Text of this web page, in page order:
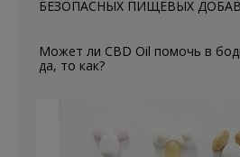
БЕЗОПАСНЫХ ПИЩЕВЫХ
Может ли CBD Oil помочь в
да, то как?